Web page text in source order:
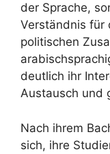
der Sprache,
Verständnis für
politischen
deutlich ihr
Austausch und
Nach ihrem
sich, ihre